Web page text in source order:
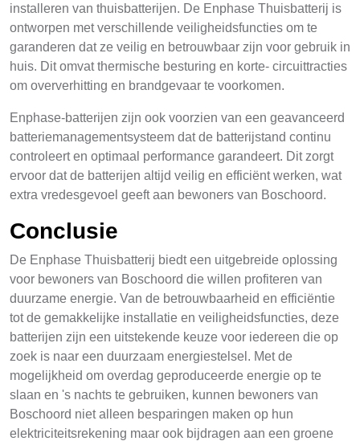
installeren van thuisbatterijen. De Enphase Thuisbatterij is
ontworpen met verschillende veiligheidsfuncties om te
garanderen dat ze veilig en betrouwbaar zijn voor gebruik in
huis. Dit omvat thermische besturing en korte- circuittracties
om oververhitting en brandgevaar te voorkomen.
Enphase-batterijen zijn ook voorzien van een geavanceerd
batteriemanagementsysteem dat de batterijstand continu
controleert en optimaal performance garandeert. Dit zorgt
ervoor dat de batterijen altijd veilig en efficiënt werken, wat
extra vredesgevoel geeft aan bewoners van Boschoord.
Conclusie
De Enphase Thuisbatterij biedt een uitgebreide oplossing
voor bewoners van Boschoord die willen profiteren van
duurzame energie. Van de betrouwbaarheid en efficiëntie
tot de gemakkelijke installatie en veiligheidsfuncties, deze
batterijen zijn een uitstekende keuze voor iedereen die op
zoek is naar een duurzaam energiestelsel. Met de
mogelijkheid om overdag geproduceerde energie op te
slaan en 's nachts te gebruiken, kunnen bewoners van
Boschoord niet alleen besparingen maken op hun
elektriciteitsrekening maar ook bijdragen aan een groene